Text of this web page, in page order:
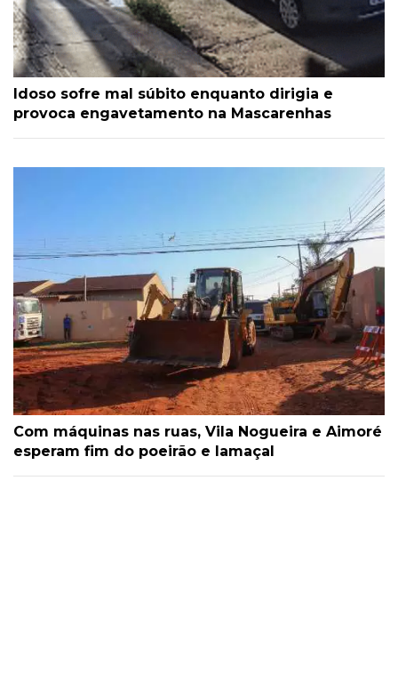
Idoso sofre mal súbito enquanto dirigia e
provoca engavetamento na Mascarenhas
Com máquinas nas ruas, Vila Nogueira e Aimoré
esperam fim do poeirão e lamaçal